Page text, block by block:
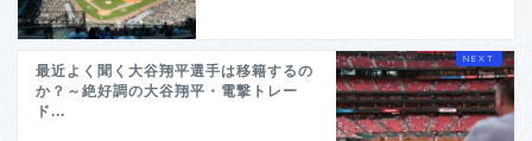
最近よく聞く大谷翔平選手は移籍するの
か？～絶好調の大谷翔平・電撃トレー
ド...